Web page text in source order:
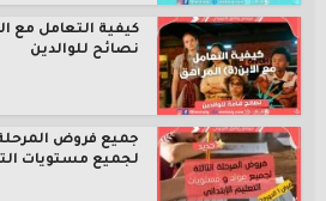
كيفية التعامل مع
نصائح للوالدين
جميع فروض المرحلة
لجميع مستويات